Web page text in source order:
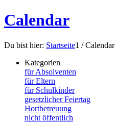
Calendar
Du bist hier: Startseite1 / Calendar
Kategorien
für Absolventen
für Eltern
für Schulkinder
gesetzlicher Feiertag
Hortbetreuung
nicht öffentlich